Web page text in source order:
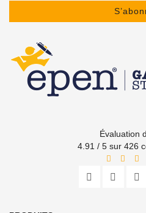
Évaluation
4.91 / 5 sur 426